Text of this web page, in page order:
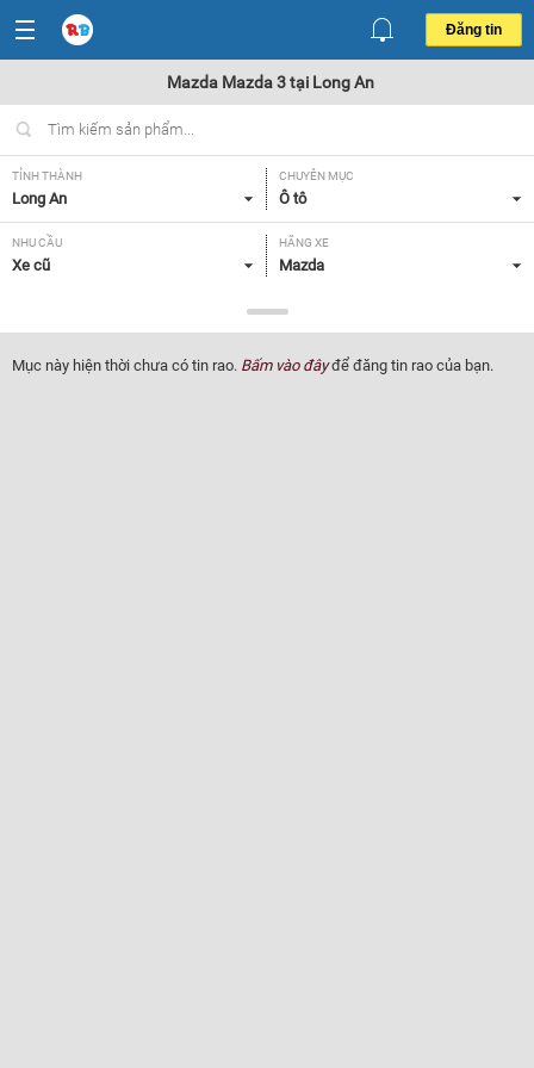
Đăng tin
Mazda Mazda 3 tại Long An
TỈNH THÀNH
Long An
CHUYÊN MỤC
Ô tô
NHU CẦU
Xe cũ
HÃNG XE
Mazda
Mazda 3
NĂM SẢN XUẤT
Tất cả
GIÁ XE XUẤT XỨ
Mục này hiện thời chưa có tin rao. Bấm vào đâyđể đăng tin rao của bạn.